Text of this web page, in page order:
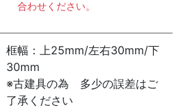
合わせください。
框幅：上25mm/左右30mm/下
30mm
※古建具の為 多少の誤差はご
了承ください